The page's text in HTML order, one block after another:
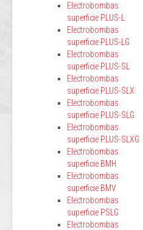
Electrobombas
superficie PLUS-L
Electrobombas
superficie PLUS-LG
Electrobombas
superficie PLUS-SL
Electrobombas
superficie PLUS-SLX
Electrobombas
superficie PLUS-SLG
Electrobombas
superficie PLUS-SLXG
Electrobombas
superficie BMH
Electrobombas
superficie BMV
Electrobombas
superficie PSLG
Electrobombas